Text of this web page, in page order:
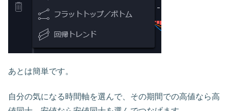
あとは簡単です。
自分の気になる時間軸を選んで、その期間での高値なら高